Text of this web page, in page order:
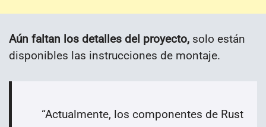
Aún faltan los detalles del proyecto, solo están
disponibles las instrucciones de montaje.
“Actualmente, los componentes de Rust